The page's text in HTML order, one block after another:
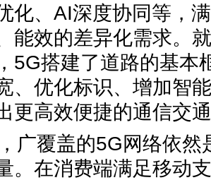
化、AI深度协同等，
能效的差异化需求。
5G搭建了道路的基本
、优化标识、增加智
更高效便捷的通信交
广覆盖的5G网络依然
。在消费端满足移动